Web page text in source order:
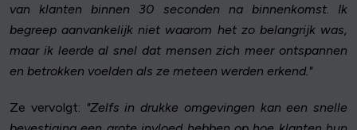
van klanten binnen 30 seconden na binnenkomst. Ik
begreep aanvankelijk niet waarom het zo belangrijk was,
maar ik leerde al snel dat mensen zich meer ontspannen
en betrokken voelden als ze meteen werden erkend."
Ze vervolgt: "Zelfs in drukke omgevingen kan een snelle